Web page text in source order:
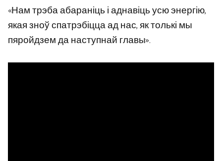
«Нам трэба абараніць і аднавіць усю энергію,
якая зноў спатрэбіцца ад нас, як толькі мы
пяройдзем да наступнай главы».